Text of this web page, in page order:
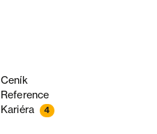
Ceník
Reference
Kariéra 4